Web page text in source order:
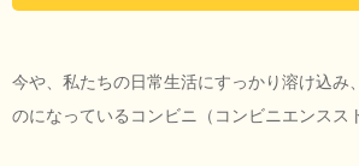
今や、私たちの日常生活にすっかり溶け込み
のになっているコンビニ（コンビニエンスス